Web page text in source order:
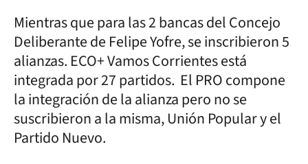
Mientras que para las 2 bancas del Concejo
Deliberante de Felipe Yofre, se inscribieron 5
alianzas. ECO+ Vamos Corrientes está
integrada por 27 partidos. El PRO compone
la integración de la alianza pero no se
suscribieron a la misma, Unión Popular y el
Partido Nuevo.